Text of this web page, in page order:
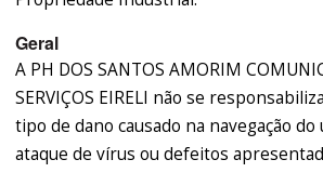
Geral
A PH DOS SANTOS AMORIM
SERVIÇOS EIRELI não se
tipo de dano causado na navegação
ataque de vírus ou defeitos